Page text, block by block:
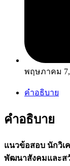
พฤษภาคม 7,
คำอธิบาย
คำอธิบาย
แนวข้อสอบ นักวิเ
พัฒนาสังคมและส